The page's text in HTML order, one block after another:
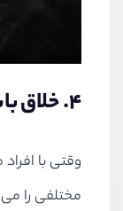
4. خلاق باشید
وقتی با
مختلفی را